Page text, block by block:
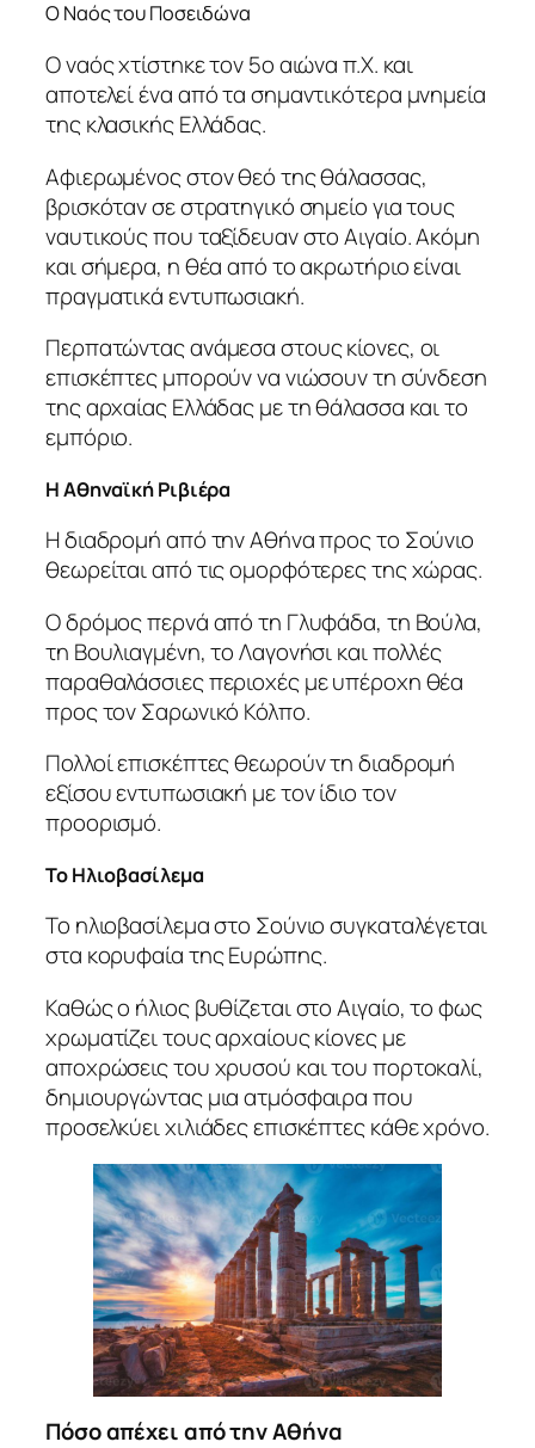
Ο Ναός του Ποσειδώνα
Ο ναός χτίστηκε τον 5ο αιώνα π.Χ. και
αποτελεί ένα από τα σημαντικότερα μνημεία
της κλασικής Ελλάδας.
Αφιερωμένος στον θεό της θάλασσας,
βρισκόταν σε στρατηγικό σημείο για τους
ναυτικούς που ταξίδευαν στο Αιγαίο. Ακόμη
και σήμερα, η θέα από το ακρωτήριο είναι
πραγματικά εντυπωσιακή.
Περπατώντας ανάμεσα στους κίονες, οι
επισκέπτες μπορούν να νιώσουν τη σύνδεση
της αρχαίας Ελλάδας με τη θάλασσα και το
εμπόριο.
Η Αθηναϊκή Ριβιέρα
Η διαδρομή από την Αθήνα προς το Σούνιο
θεωρείται από τις ομορφότερες της χώρας.
Ο δρόμος περνά από τη Γλυφάδα, τη Βούλα,
τη Βουλιαγμένη, το Λαγονήσι και πολλές
παραθαλάσσιες περιοχές με υπέροχη θέα
προς τον Σαρωνικό Κόλπο.
Πολλοί επισκέπτες θεωρούν τη διαδρομή
εξίσου εντυπωσιακή με τον ίδιο τον
προορισμό.
Το Ηλιοβασίλεμα
Το ηλιοβασίλεμα στο Σούνιο συγκαταλέγεται
στα κορυφαία της Ευρώπης.
Καθώς ο ήλιος βυθίζεται στο Αιγαίο, το φως
χρωματίζει τους αρχαίους κίονες με
αποχρώσεις του χρυσού και του πορτοκαλί,
δημιουργώντας μια ατμόσφαιρα που
προσελκύει χιλιάδες επισκέπτες κάθε χρόνο.
Πόσο απέχει από την Αθήνα